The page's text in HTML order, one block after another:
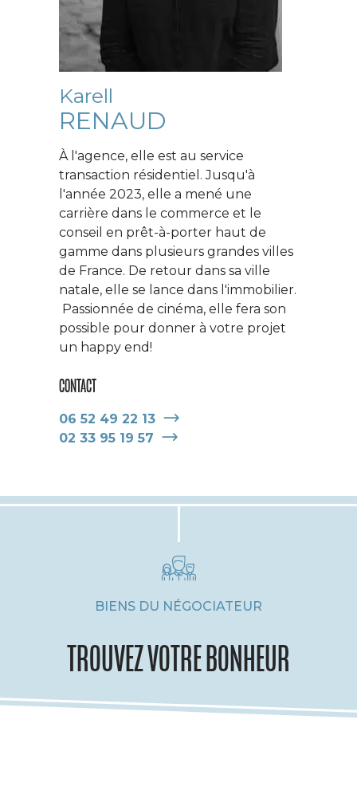
Karell
RENAUD
À l'agence, elle est au service
transaction résidentiel. Jusqu'à
l'année 2023, elle a mené une
carrière dans le commerce et le
conseil en prêt-à-porter haut de
gamme dans plusieurs grandes villes
de France. De retour dans sa ville
natale, elle se lance dans l'immobilier.
Passionnée de cinéma, elle fera son
possible pour donner à votre projet
un happy end!
CONTACT
06 52 49 22 13
02 33 95 19 57
BIENS DU NÉGOCIATEUR
TROUVEZ VOTRE BONHEUR